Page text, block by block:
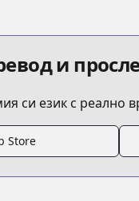
и
си език с реално
Store